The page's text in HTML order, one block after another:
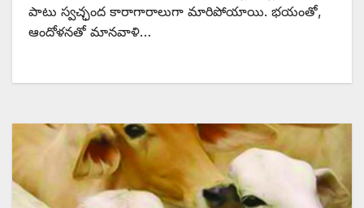
పాటు స్వచ్ఛంద కారాగారాలుగా మారిపోయాయి. భయంతో,
ఆందోళనతో మానవాళి…